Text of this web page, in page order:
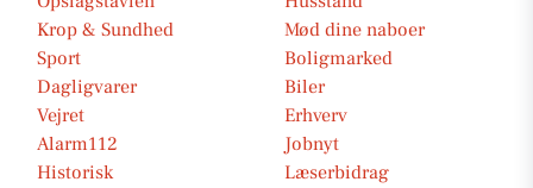
Krop & Sundhed
Mød dine naboer
Sport
Boligmarked
Dagligvarer
Biler
Vejret
Erhverv
Alarm112
Jobnyt
Historisk
Læserbidrag